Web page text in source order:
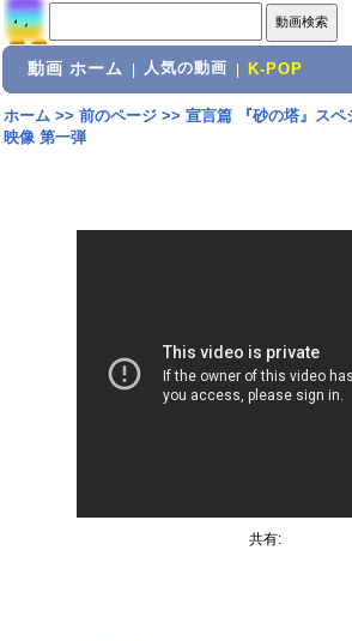
動画 ホーム 人気の動画 K-POP
ホーム>> 前のページ>> 宣言篇 『砂の塔』スペ
映像 第一弾
共有: